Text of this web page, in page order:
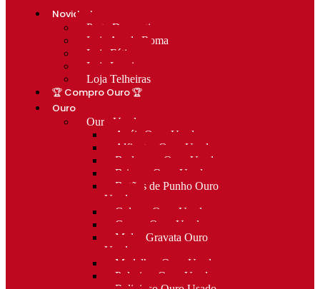
Novidades
Prata Decorativa
Loja Av. de Roma
Loja Fátima
Loja Lumiar
Loja Telheiras
🏆 Compro Ouro 🏆
Ouro
Ouro Usado
Anéis Ouro Usado
Alfinetes Ouro Usado
Berloques Ouro Usado
Brincos Ouro Usado
Botões de Punho Ouro
Usado
Colares Ouro Usado
Cruzes Ouro Usado
Molas Gravata Ouro
Usado
Medalhas Ouro Usado
Pulseiras Ouro Usado